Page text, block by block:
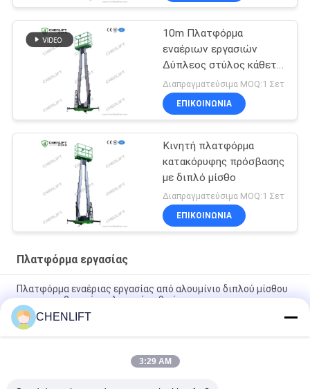
10m Πλατφόρμα
εναέριων εργασιών
Δύπλεος στύλος κάθετη
ανύψωση με πλατφόρμα
επέκτασης
Διαπραγματεύσιμα MOQ:1 Σετ
ΕΠΙΚΟΙΝΩΝΙΑ
Κινητή πλατφόρμα
κατακόρυφης πρόσβασης
με διπλό μίσθο
Διαπραγματεύσιμα MOQ:1 Σετ
ΕΠΙΚΟΙΝΩΝΙΑ
Πλατφόρμα εργασίας
Πλατφόρμα εναέριας εργασίας από αλουμίνιο διπλού μίσθου
αυτοπροωθητικό ανελκυστήρα 9 μέτρα
10 μέτρα ύψος Πλατφόρμα εναέριας εργασίας διπλού μίσθου
Υδραυλικό κατακόρυφο τραπέζι ανύψωσης
Εναέριο ανυψωτικό πλατφόρμα αλουμινίου με ύψος
CHENLIFT
3:29 AM